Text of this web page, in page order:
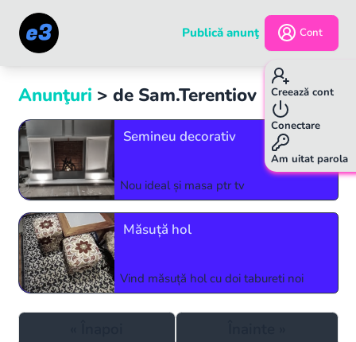
Publică anunţ Cont
Creează cont
Conectare
Am uitat parola
Anunţuri > de Sam.Terentiov p.1/1
Semineu decorativ
Nou ideal și masa ptr tv
Măsuță hol
Vind măsuță hol cu doi tabureti noi